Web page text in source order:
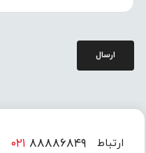
ارسال
ارتباط ۰۲۱ ۸۸۸۸۶۸۴۹